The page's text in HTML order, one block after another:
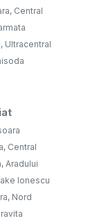
Central
Ultracentral
Central
Aradului
Ionescu
Nord